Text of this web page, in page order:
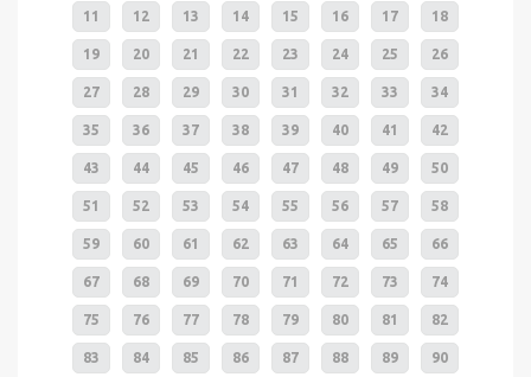
11 12 13 14 15 16 17 18
19 20 21 22 23 24 25 26
27 28 29 30 31 32 33 34
35 36 37 38 39 40 41 42
43 44 45 46 47 48 49 50
51 52 53 54 55 56 57 58
59 60 61 62 63 64 65 66
67 68 69 70 71 72 73 74
75 76 77 78 79 80 81 82
83 84 85 86 87 88 89 90